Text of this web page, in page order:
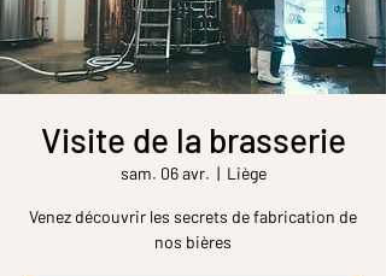
Visite de la brasserie
sam. 06 avr.
  |
Liège
Venez découvrir les secrets de fabrication de
nos bières